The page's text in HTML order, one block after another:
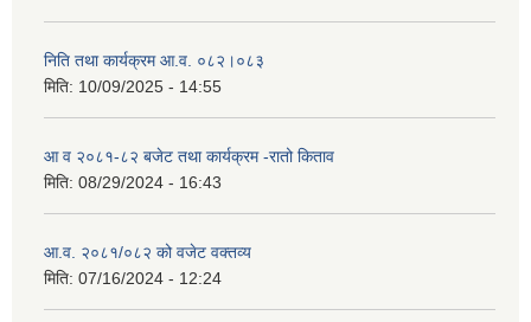
निति तथा कार्यक्रम आ.व. ०८२।०८३
मिति: 10/09/2025 - 14:55
आ व २०८१-८२ बजेट तथा कार्यक्रम -रातो किताव
मिति: 08/29/2024 - 16:43
आ.व. २०८१/०८२ को वजेट वक्तव्य
मिति: 07/16/2024 - 12:24